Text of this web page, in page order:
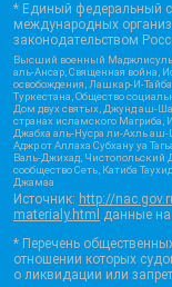
* Единый федеральный
международных
законодательством
Высший военный Маджлисуль
аль-Ансар, Священная война,
освобождения, Лашкар-И-
Туркестана, Общество
Дом двух святых, Джунд аш-
странах исламского Магриба,
Джабха аль-Нусра ли-Ахль
Аджр от Аллаха Субхану уа
Валь-Джихад, Чистопольский
сообщество Сеть, Катиба
Джамаа
Источник: http://
materialy.html данные на
* Перечень
отношении которых
о ликвидации или